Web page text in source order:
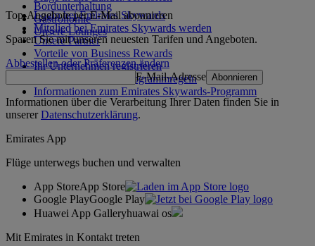
Bordunterhaltung
Gastronomie
Unsere Lounges
Login bei Emirates Skywards
Mitglied bei Emirates Skywards werden
Unsere Partner
Vorteile von Business Rewards
Ihr Unternehmen registrieren
Emirates Skywards-Programmregeln
Informationen zum Emirates Skywards-Programm
Top-Angebote per E-Mail abonnieren
Sparen Sie mit unseren neuesten Tarifen und Angeboten.
Abbestellen oder Präferenzen ändern
E-Mail-Adresse Abonnieren
Informationen über die Verarbeitung Ihrer Daten finden Sie in
unsererDatenschutzerklärung.
Emirates App
Flüge unterwegs buchen und verwalten
App StoreApp Store
Google PlayGoogle Play
Huawei App Galleryhuawai os
Mit Emirates in Kontakt treten